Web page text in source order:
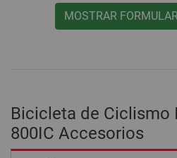
MOSTRAR
Bicicleta de Ciclismo
800IC Accesorios